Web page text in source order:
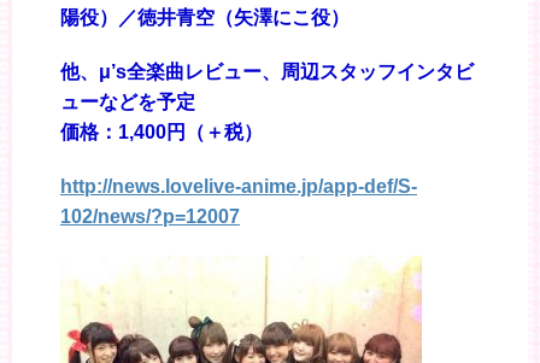
陽役）／徳井青空（矢澤にこ役）
他、μ’s全楽曲レビュー、周辺スタッフインタビ
ューなどを予定
価格：1,400円（＋税）
http://news.lovelive-anime.jp/app-def/S-
102/news/?p=12007